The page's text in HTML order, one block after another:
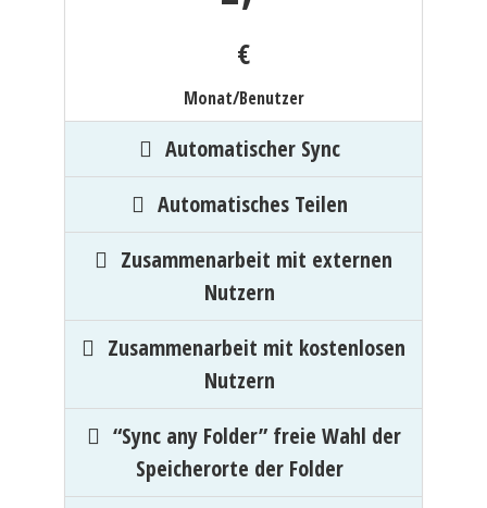
€
Monat/Benutzer
Automatischer Sync
Automatisches Teilen
Zusammenarbeit mit externen
Nutzern
Zusammenarbeit mit kostenlosen
Nutzern
“Sync any Folder” freie Wahl der
Speicherorte der Folder